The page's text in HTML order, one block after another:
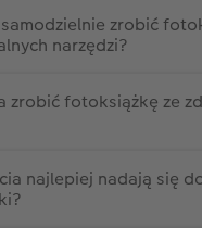
zrobić
narzędzi?
zrobić fotoksiążkę ze
najlepiej nadają się